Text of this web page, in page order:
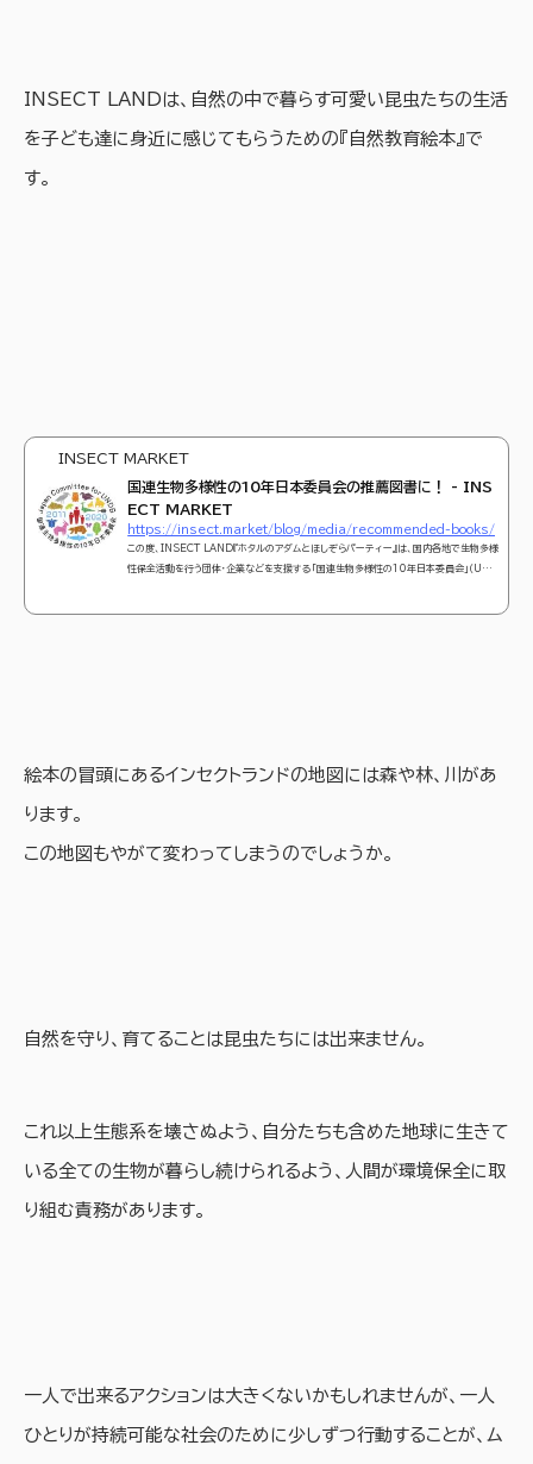
INSECT LANDは、自然の中で暮らす可愛い昆虫たちの生活
を子ども達に身近に感じてもらうための『自然教育絵本』で
す。
INSECT MARKET
国連生物多様性の10年日本委員会の推薦図書に！ - INS
ECT MARKET
https://insect.market/blog/media/recommended-books/
この度、INSECT LAND『ホタルのアダムとほしぞらパーティー』は、国内各地で生物多様
性保全活動を行う団体・企業などを支援する「国連生物多様性の10年日本委員会」（UND
絵本の冒頭にあるインセクトランドの地図には森や林、川があ
ります。
この地図もやがて変わってしまうのでしょうか。
自然を守り、育てることは昆虫たちには出来ません。
これ以上生態系を壊さぬよう、自分たちも含めた地球に生きて
いる全ての生物が暮らし続けられるよう、人間が環境保全に取
り組む責務があります。
一人で出来るアクションは大きくないかもしれませんが、一人
ひとりが持続可能な社会のために少しずつ行動することが、ム